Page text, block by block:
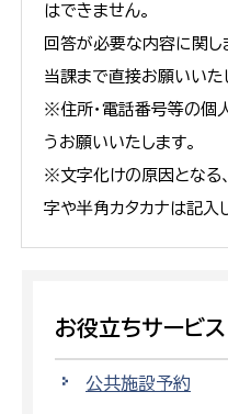
はできません。
回答が必要な内容に関し
当課まで直接お願いいた
※住所・電話番号等の個
うお願いいたします。
※文字化けの原因となる
字や半角カタカナは記入
お役立ちサービス
公共施設予約